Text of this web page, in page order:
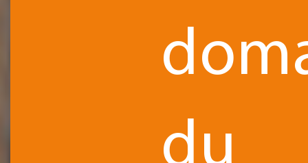
du